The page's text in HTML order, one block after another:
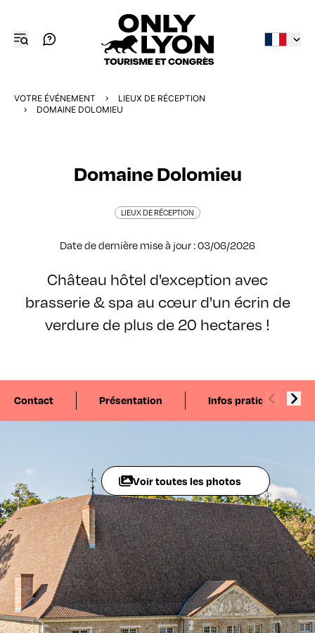
VOTRE ÉVÉNEMENT
LIEUX DE RÉCEPTION
DOMAINE DOLOMIEU
Domaine Dolomieu
LIEUX DE RÉCEPTION
Date de dernière mise à jour : 03/06/2026
Château hôtel d'exception avec
brasserie & spa au cœur d'un écrin de
verdure de plus de 20 hectares !
Contact Présentation Infos pratiques
Voir toutes les photos